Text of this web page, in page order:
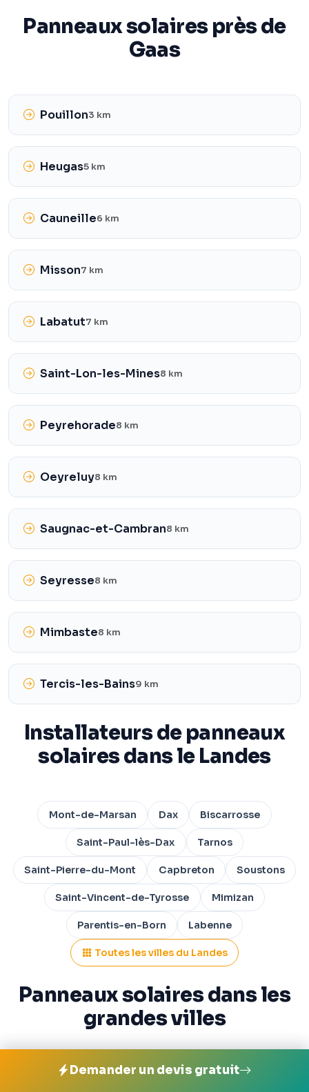
Panneaux solaires près de
Gaas
Pouillon3 km
Heugas5 km
Cauneille6 km
Misson7 km
Labatut7 km
Saint-Lon-les-Mines8 km
Peyrehorade8 km
Oeyreluy8 km
Saugnac-et-Cambran8 km
Seyresse8 km
Mimbaste8 km
Tercis-les-Bains9 km
Installateurs de panneaux
solaires dans le Landes
Mont-de-Marsan Dax Biscarrosse
Saint-Paul-lès-Dax Tarnos
Saint-Pierre-du-Mont Capbreton Soustons
Saint-Vincent-de-Tyrosse Mimizan
Parentis-en-Born Labenne
Toutes les villes du Landes
Panneaux solaires dans les
grandes villes
Marseille Lyon Toulouse
Demander un devis gratuit